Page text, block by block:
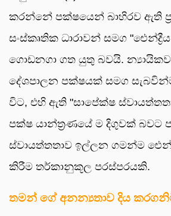
කරන්නේ පක්ෂයෙන් බාහිරව ඇති
සංස්කෘතික ධාරාවන් සමග
ගොඩනගා ගත යුතු බවයි.
දේශපාලන පක්ෂයක් සමග
විට, එහි ඇති "සාපේක්ෂ
පක්ෂ යාන්ත්‍රණයේ ම දිගුවක් බවට
ස්වායත්තතාව ඉල්ලන ගමන්ම
කිරීම තර්කානුකූල පරස්පරයකි.
තමන් ගේ අනන්‍යතාව දිය